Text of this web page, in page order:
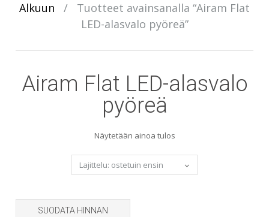
Alkuun /
Tuotteet avainsanalla “Airam Flat
LED-alasvalo pyöreä”
Airam Flat LED-alasvalo
pyöreä
Näytetään ainoa tulos
SUODATA HINNAN